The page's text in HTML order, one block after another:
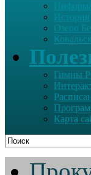
История
Озеро
Гимны
Карта